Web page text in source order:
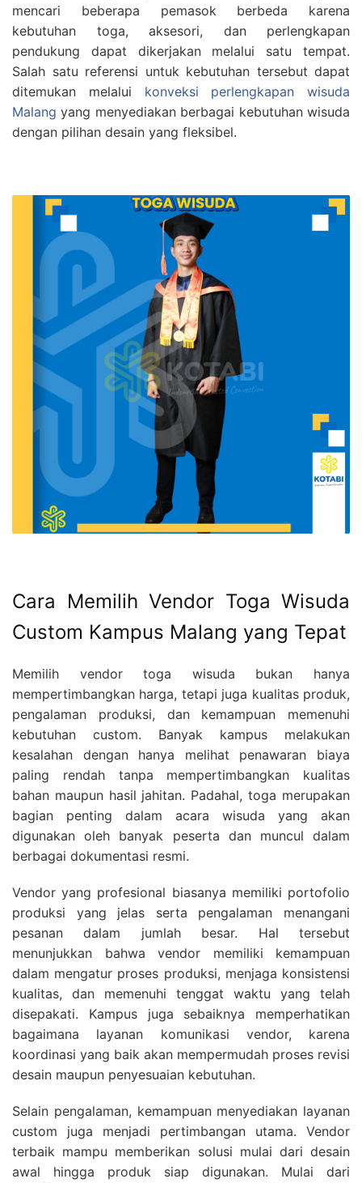
mencari beberapa pemasok berbeda karena
kebutuhan toga, aksesori, dan perlengkapan
pendukung dapat dikerjakan melalui satu tempat.
Salah satu referensi untuk kebutuhan tersebut dapat
ditemukan melalui konveksi perlengkapan wisuda
Malang yang menyediakan berbagai kebutuhan wisuda
dengan pilihan desain yang fleksibel.
Cara Memilih Vendor Toga Wisuda
Custom Kampus Malang yang Tepat
Memilih vendor toga wisuda bukan hanya
mempertimbangkan harga, tetapi juga kualitas produk,
pengalaman produksi, dan kemampuan memenuhi
kebutuhan custom. Banyak kampus melakukan
kesalahan dengan hanya melihat penawaran biaya
paling rendah tanpa mempertimbangkan kualitas
bahan maupun hasil jahitan. Padahal, toga merupakan
bagian penting dalam acara wisuda yang akan
digunakan oleh banyak peserta dan muncul dalam
berbagai dokumentasi resmi.
Vendor yang profesional biasanya memiliki portofolio
produksi yang jelas serta pengalaman menangani
pesanan dalam jumlah besar. Hal tersebut
menunjukkan bahwa vendor memiliki kemampuan
dalam mengatur proses produksi, menjaga konsistensi
kualitas, dan memenuhi tenggat waktu yang telah
disepakati. Kampus juga sebaiknya memperhatikan
bagaimana layanan komunikasi vendor, karena
koordinasi yang baik akan mempermudah proses revisi
desain maupun penyesuaian kebutuhan.
Selain pengalaman, kemampuan menyediakan layanan
custom juga menjadi pertimbangan utama. Vendor
terbaik mampu memberikan solusi mulai dari desain
awal hingga produk siap digunakan. Mulai dari